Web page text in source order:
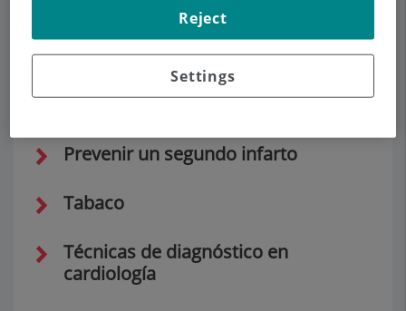
Nuestros consejos
Reduzca el riesgo de tener un infarto
Prevenir un segundo infarto
Tabaco
Técnicas de diagnóstico en
cardiología
Settings
Reject